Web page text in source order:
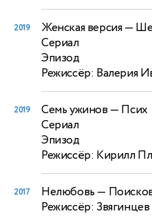
2019 Женская версия—
Сериал
Эпизод
Режиссёр: Валерия
2019 Семь ужинов — Псих
Сериал
Эпизод
Режиссёр: Кирилл
2017 Нелюбовь —
Режиссёр: